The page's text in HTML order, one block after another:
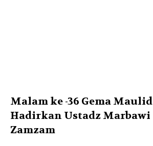
Malam ke -36 Gema Maulid
Hadirkan Ustadz Marbawi
Zamzam